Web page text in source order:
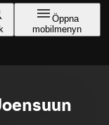
Öppna
mobilmenyn